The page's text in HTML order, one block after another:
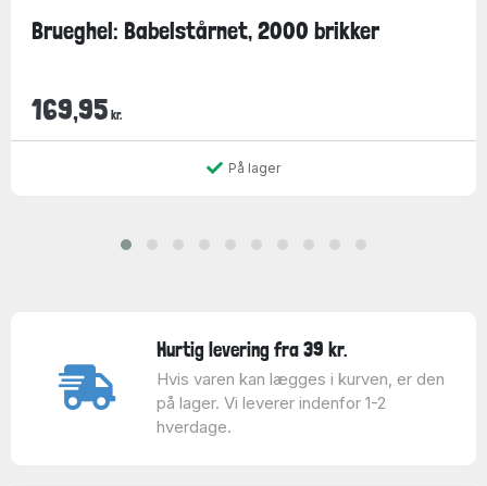
Brueghel: Babelstårnet, 2000 brikker
169,95 kr.
På lager
Hurtig levering fra 39 kr.
Hvis varen kan lægges i kurven, er den
på lager. Vi leverer indenfor 1-2
hverdage.